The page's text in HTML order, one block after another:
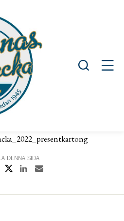
Öppna
DENNA SIDA
på Facebook
Dela på XDela på Linkedin
Dela med E-post